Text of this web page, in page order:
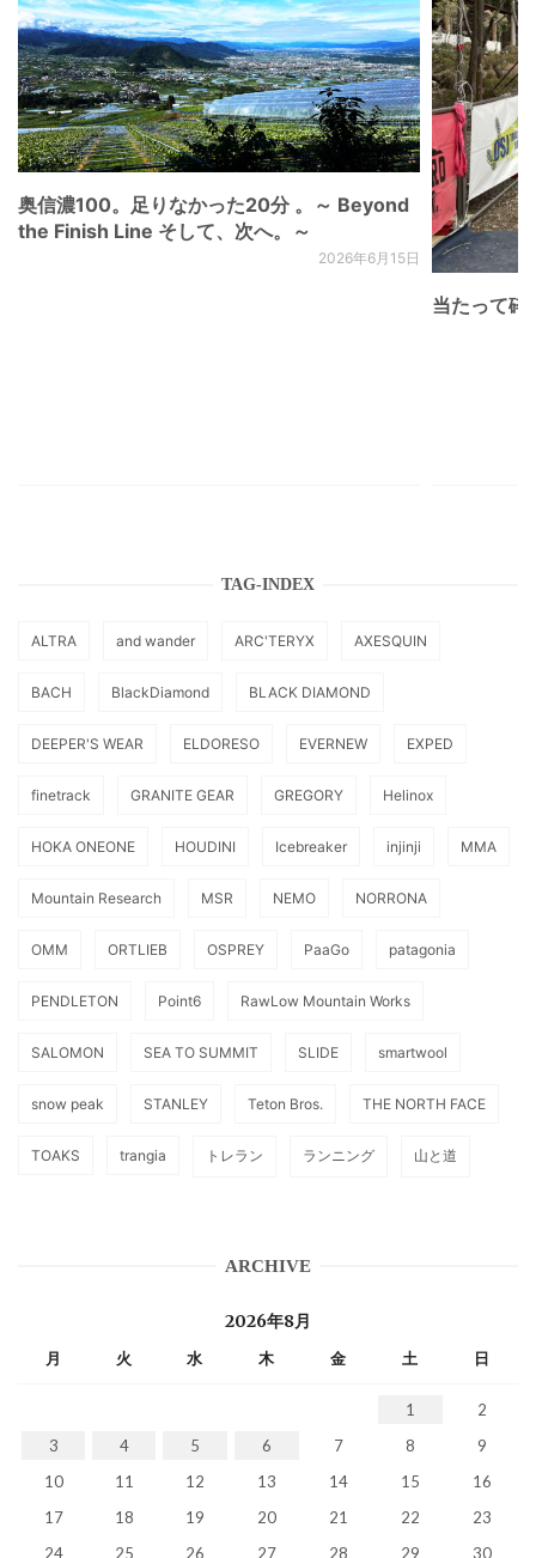
奥信濃100。足りなかった20分 。～ Beyond
the Finish Line そして、次へ。～
2026年6月15日
当たって砕
TAG-INDEX
ALTRA and wander ARC'TERYX AXESQUIN
BACH BlackDiamond BLACK DIAMOND
DEEPER'S WEAR ELDORESO EVERNEW EXPED
finetrack GRANITE GEAR GREGORY Helinox
HOKA ONEONE HOUDINI Icebreaker injinji MMA
Mountain Research MSR NEMO NORRONA
OMM ORTLIEB OSPREY PaaGo patagonia
PENDLETON Point6 RawLow Mountain Works
SALOMON SEA TO SUMMIT SLIDE smartwool
snow peak STANLEY Teton Bros. THE NORTH FACE
TOAKS trangia トレラン ランニング 山と道
ARCHIVE
2026年8月
月 火 水 木 金 土 日
1
2
3
4 5 6 7 8
9
10
11 12 13 14 15
16
17
18 19 20 21 22
23
24
25 26 27 28 29 30